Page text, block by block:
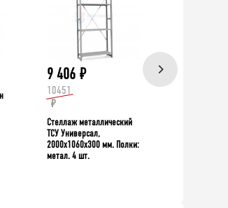
9 406 ₽
10451
₽
Стеллаж металлический
ТСУ Универсал,
2000x1060x300 мм. Полки:
метал. 4 шт.